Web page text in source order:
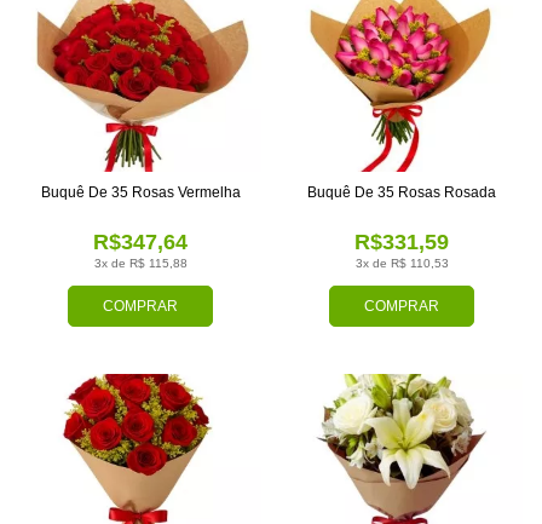
COMPRAR
3x de R$ 115,88
R$347,64
Buquê De 35 Rosas Vermelha
COMPRAR
3x de R$ 110,53
R$331,59
Buquê De 35 Rosas Rosada